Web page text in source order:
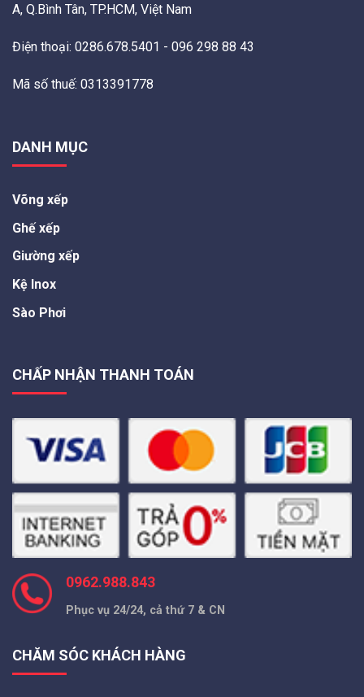
A, Q.Bình Tân, TP.HCM, Việt Nam
Điện thoại: 0286.678.5401 - 096 298 88 43
Mã số thuế: 0313391778
DANH MỤC
Võng xếp
Ghế xếp
Giường xếp
Kệ Inox
Sào Phơi
CHẤP NHẬN THANH TOÁN
0962.988.843
Phục vụ 24/24, cả thứ 7 & CN
CHĂM SÓC KHÁCH HÀNG